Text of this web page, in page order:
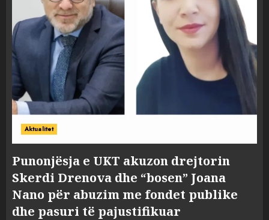
Aktualitet
Punonjësja e UKT akuzon drejtorin
Skerdi Drenova dhe “bosen” Joana
Nano për abuzim me fondet publike
dhe pasuri të pajustifikuar